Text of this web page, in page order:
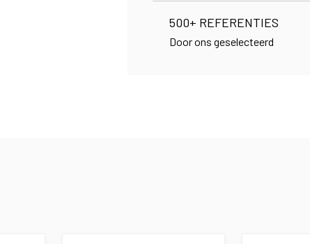
500+ REFERENTIES
Door ons geselecteerd